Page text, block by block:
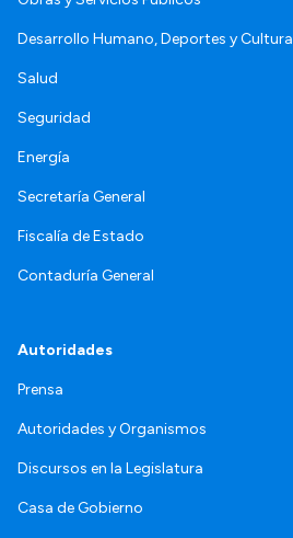
Desarrollo Humano, Deportes y Cultura
Salud
Seguridad
Energía
Secretaría General
Fiscalía de Estado
Contaduría General
Autoridades
Prensa
Autoridades y Organismos
Discursos en la Legislatura
Casa de Gobierno